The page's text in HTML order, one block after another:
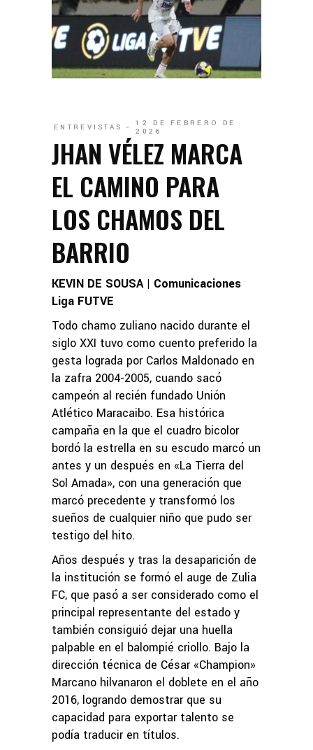
ENTREVISTAS
12 DE FEBRERO DE
2026
JHAN VÉLEZ MARCA
EL CAMINO PARA
LOS CHAMOS DEL
BARRIO
KEVIN DE SOUSA | Comunicaciones
Liga FUTVE
Todo chamo zuliano nacido durante el
siglo XXI tuvo como cuento preferido la
gesta lograda por Carlos Maldonado en
la zafra 2004-2005, cuando sacó
campeón al recién fundado Unión
Atlético Maracaibo. Esa histórica
campaña en la que el cuadro bicolor
bordó la estrella en su escudo marcó un
antes y un después en «La Tierra del
Sol Amada», con una generación que
marcó precedente y transformó los
sueños de cualquier niño que pudo ser
testigo del hito.
Años después y tras la desaparición de
la institución se formó el auge de Zulia
FC, que pasó a ser considerado como el
principal representante del estado y
también consiguió dejar una huella
palpable en el balompié criollo. Bajo la
dirección técnica de César «Champion»
Marcano hilvanaron el doblete en el año
2016, logrando demostrar que su
capacidad para exportar talento se
podía traducir en títulos.